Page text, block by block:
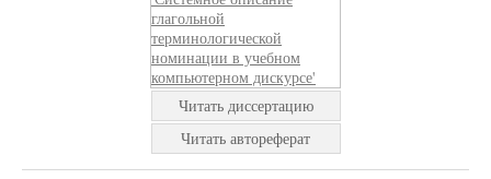
Читать диссертацию
Читать автореферат